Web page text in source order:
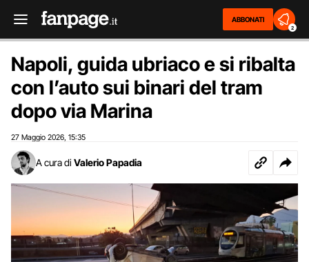
ABBONATI
2
Napoli, guida ubriaco e si ribalta
con l’auto sui binari del tram
dopo via Marina
27 Maggio 2026 15:35
A cura di Valerio Papadia